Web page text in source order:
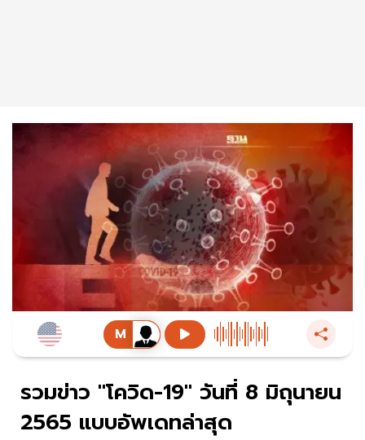
รวมข่าว "โควิด-19" วันที่ 8 มิถุนายน
2565 แบบอัพเดทล่าสุด